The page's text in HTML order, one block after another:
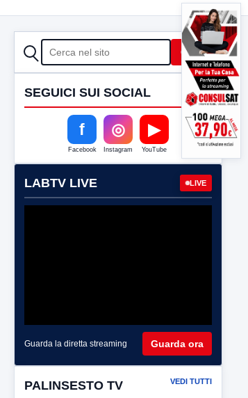
CERCA Cerca
SEGUICI SUI SOCIAL
f
Facebook
◎
Instagram
▶
YouTube
LABTV LIVE LIVE
Guarda la diretta streaming Guarda ora
PALINSESTO TV VEDI TUTTI